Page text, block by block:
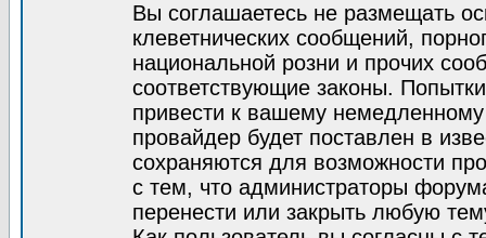
Вы соглашаетесь не размещать
клеветнических сообщений,
национальной розни и прочих
соответствующие законы.
привести к вашему
провайдер будет поставлен в
сохраняются для возможности
с тем, что администраторы
перенести или закрыть любую